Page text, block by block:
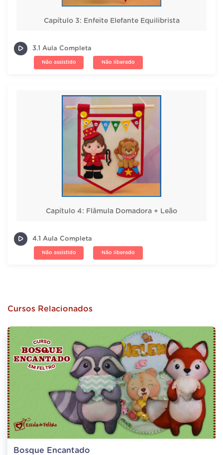
Capítulo 3: Enfeite Elefante Equilibrista
3.1 Aula Completa
Não assistido Não liberado
Capítulo 4: Flâmula Domadora + Leão
4.1 Aula Completa
Não assistido Não liberado
Cursos Relacionados
Bosque Encantado